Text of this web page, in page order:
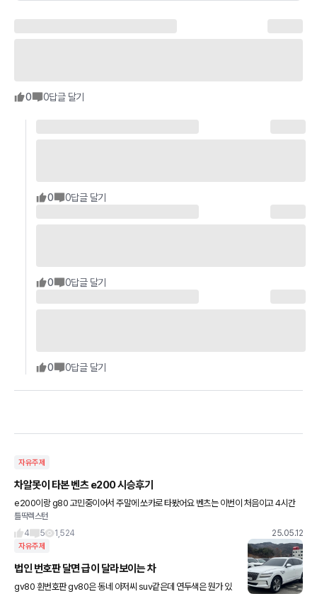
0 0답글 달기
0 0답글 달기
0 0답글 달기
0 0답글 달기
자유주제
차알못이 타본 벤츠 e200 시승후기
e200이랑 g80 고민중이어서 주말에 쏘카로 타봤어요 벤츠는 이번이 처음이고 4시간
정도 타보고 올려서 오너분들에 비해 지식은 조금 떨어지지만 참고하시라고 글 올려봐요
1. 저속에서 생각보다
틀딱렉스턴
4
5 1,524 25.05.12
자유주제
법인 번호판 달면 급이 달라보이는 차
gv80 휜번호판 gv80은 동네 아저씨 suv같은데 연두색은 뭔가 있